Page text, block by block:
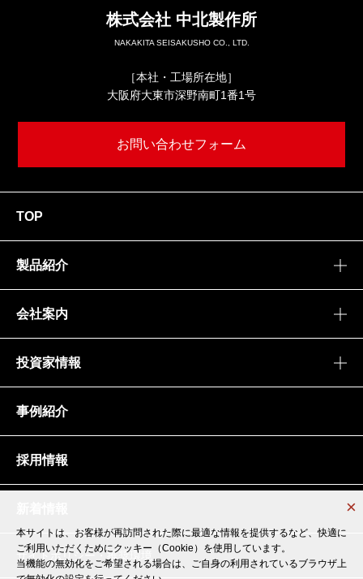
本サイトは、お客様が再訪問された際に最適な情報を提供するなど、快適に
ご利用いただくためにクッキー（Cookie）を使用しています。
当機能の無効化をご希望される場合は、ご自身の利用されているブラウザ上
本サイトは、お客様が再訪問された際に最適な情報を提供するなど、快適に
ご利用いただくためにクッキー（Cookie）を使用しています。
当機能の無効化をご希望される場合は、ご自身の利用されているブラウザ上
株式会社 中北製作所
NAKAKITA SEISAKUSHO CO., LTD.
［本社・工場所在地］
大阪府大東市深野南町1番1号
お問い合わせフォーム
TOP
製品紹介
会社案内
投資家情報
事例紹介
採用情報
サイトポリシー・推奨環境